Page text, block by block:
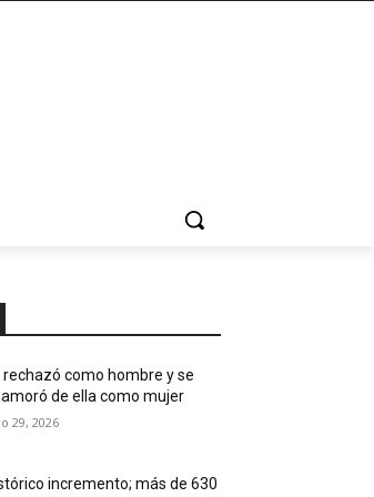
rechazó como hombre y se
de ella como mujer
29, 2026
incremento; más de 630